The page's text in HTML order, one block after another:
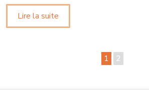
Lire la suite
1 2